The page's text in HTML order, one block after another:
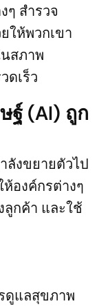
ๆ สำรวจ
ให้พวกเขา
สภาพ
ดเร็ว
(AI) ถูก
ลังขยายตัวไป
องค์กรต่างๆ
กค้า และใช้
ดูแลสุขภาพ